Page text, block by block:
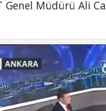
Genel Müdürü Ali